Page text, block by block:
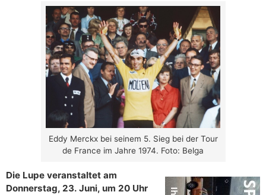
Eddy Merckx bei seinem 5. Sieg bei der Tour
de France im Jahre 1974. Foto: Belga
Die Lupe veranstaltet am
Donnerstag, 23. Juni, um 20 Uhr